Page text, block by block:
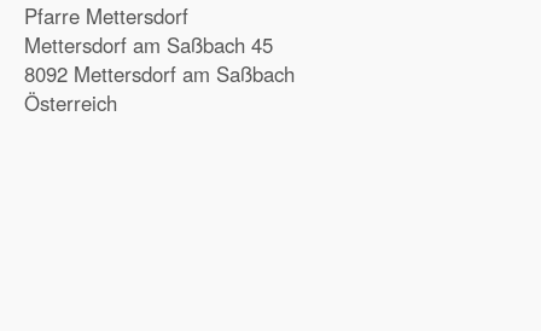
Pfarre Mettersdorf
Mettersdorf am Saßbach 45
8092 Mettersdorf am Saßbach
Österreich